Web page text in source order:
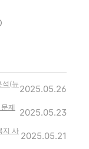
석(뉴 2025.05.26
제 2025.05.23
지 사 2025.05.21